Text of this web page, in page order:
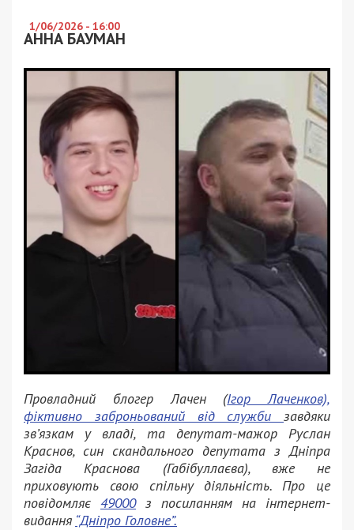
1/06/2026 - 16:00
АННА БАУМАН
Провладний блогер Лачен (Ігор Лаченков),
фіктивно заброньований від служби завдяки
зв’язкам у владі, та депутат-мажор Руслан
Краснов, син скандального депутата з Дніпра
Загіда Краснова (Габібуллаєва), вже не
приховують свою спільну діяльність. Про це
повідомляє 49000з посиланням на інтернет-
видання “Дніпро Головне”.